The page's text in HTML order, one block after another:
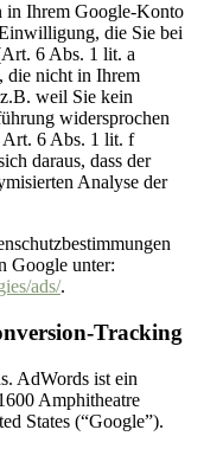
in Ihrem Google-Konto
die Sie bei
6 Abs. 1 lit. a
die nicht in Ihrem
weil Sie kein
widersprochen
Art. 6 Abs. 1 lit. f
daraus, dass der
Analyse der
Google unter:
ads/.
Tracking
AdWords ist ein
Amphitheatre
States (“Google”).